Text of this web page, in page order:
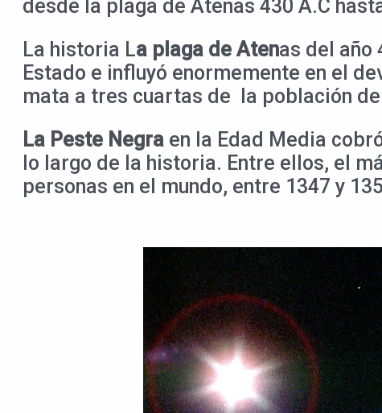
desde la plaga de Atenas 430 A.C
La historia La plaga de Atenas del año
Estado e influyó enormemente en el
mata a tres cuartas de la población de
La Peste Negra en la Edad Media
lo largo de la historia. Entre ellos, el
personas en el mundo, entre 1347 y